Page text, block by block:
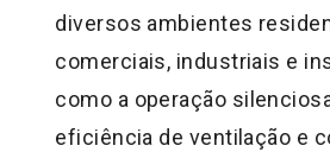
diversos ambientes
comerciais, industriais e
como a operação
eficiência de ventilação e